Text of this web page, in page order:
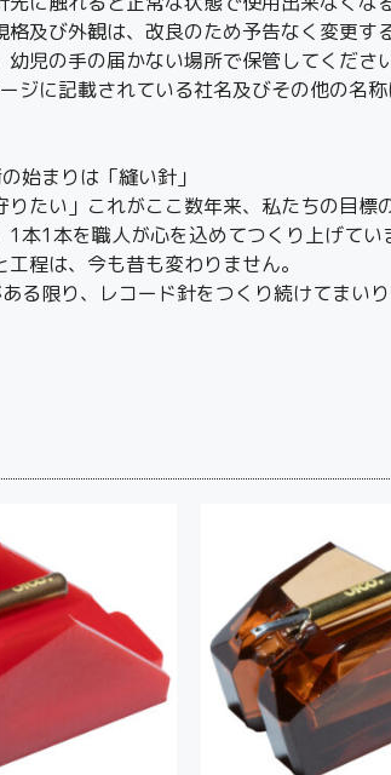
格及び外観は、改良のため予告なく変更
幼児の手の届かない場所で保管してくだ
ジに記載されている社名及びその他の名
始まりは「縫い針」
りたい」これがここ数年来、私たちの目標
1本1本を職人が心を込めてつくり上げてい
程は、今も昔も変わりません。
る限り、レコード針をつくり続けてまいり